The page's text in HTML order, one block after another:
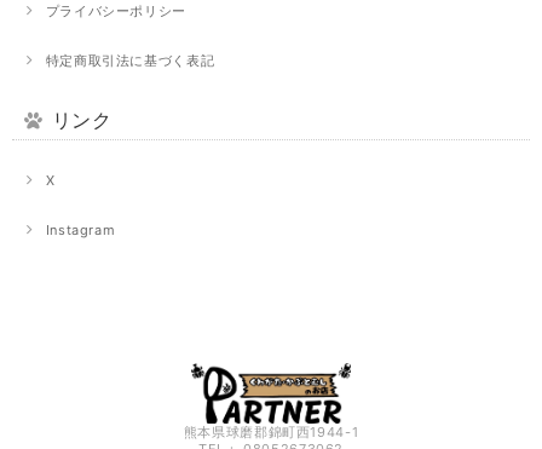
プライバシーポリシー
特定商取引法に基づく表記
リンク
X
Instagram
熊本県球磨郡錦町西1944-1